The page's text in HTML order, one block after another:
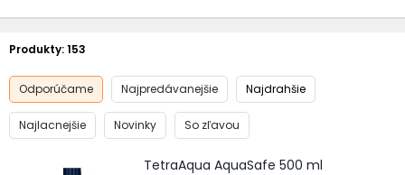
Produkty:153
Odporúčame Najpredávanejšie Najdrahšie
Najlacnejšie Novinky So zľavou
TetraAqua AquaSafe 500 ml